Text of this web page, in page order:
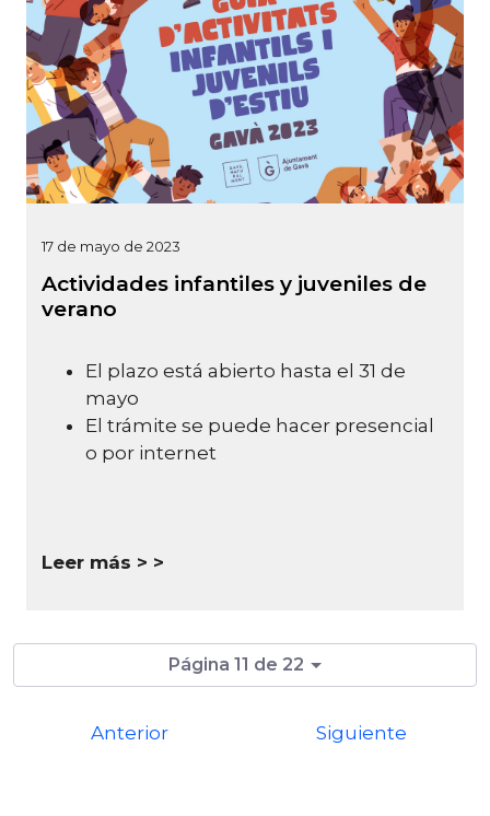
17 de mayo de 2023
Actividades infantiles y juveniles de
verano
El plazo está abierto hasta el 31 de
mayo
El trámite se puede hacer presencial
o por internet
Leer más >
Página 11 de 22
Anterior Siguiente